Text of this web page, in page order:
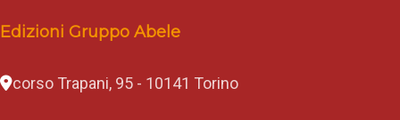
Edizioni Gruppo Abele
corso Trapani, 95 - 10141 Torino